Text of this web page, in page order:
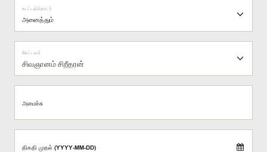
கூட்டத்தொடர்
சிவஞானம் சிறீதரன்
கேட்டவர்
அமைச்சு
திகதி முதல் (YYYY-MM-DD)